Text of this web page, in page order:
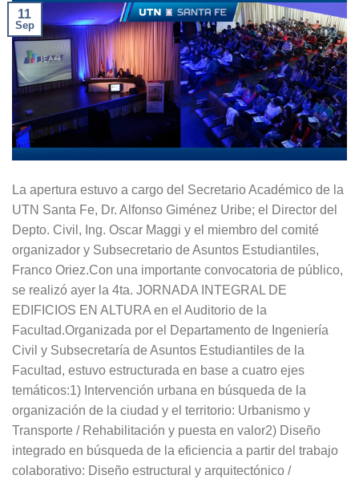
11
Sep
La apertura estuvo a cargo del Secretario Académico de la
UTN Santa Fe, Dr. Alfonso Giménez Uribe; el Director del
Depto. Civil, Ing. Oscar Maggi y el miembro del comité
organizador y Subsecretario de Asuntos Estudiantiles,
Franco Oriez.Con una importante convocatoria de público,
se realizó ayer la 4ta. JORNADA INTEGRAL DE
EDIFICIOS EN ALTURA en el Auditorio de la
Facultad.Organizada por el Departamento de Ingeniería
Civil y Subsecretaría de Asuntos Estudiantiles de la
Facultad, estuvo estructurada en base a cuatro ejes
temáticos:1) Intervención urbana en búsqueda de la
organización de la ciudad y el territorio: Urbanismo y
Transporte / Rehabilitación y puesta en valor2) Diseño
integrado en búsqueda de la eficiencia a partir del trabajo
colaborativo: Diseño estructural y arquitectónico /